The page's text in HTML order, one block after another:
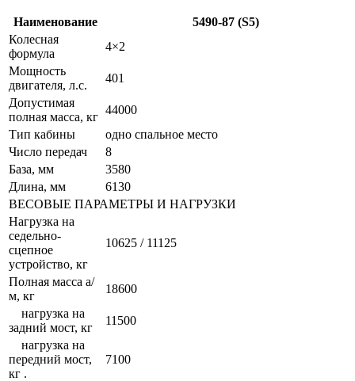
Наименование
5490-87 (S5)
Колесная
формула
4×2
Мощность
двигателя, л.с.
401
Допустимая
полная масса, кг
44000
Тип кабины
одно спальное место
Число передач
8
База, мм
3580
Длина, мм
6130
ВЕСОВЫЕ ПАРАМЕТРЫ И НАГРУЗКИ
Нагрузка на
седельно-
сцепное
устройство, кг
10625 / 11125
Полная масса а/
м, кг
18600
нагрузка на
задний мост, кг
11500
нагрузка на
передний мост,
кг .
7100